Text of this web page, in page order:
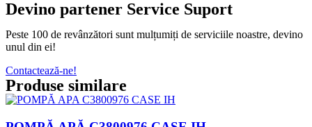
Devino partener Service Suport
Peste 100 de revânzători sunt mulțumiți de serviciile noastre, devino
unul din ei!
Contactează-ne!
Produse similare